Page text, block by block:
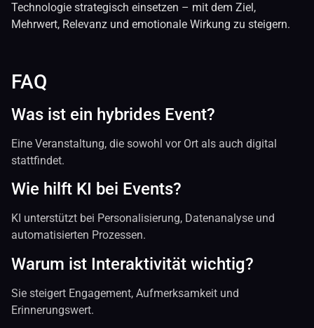
Technologie strategisch einsetzen – mit dem Ziel,
Mehrwert, Relevanz und emotionale Wirkung zu steigern.
FAQ
Was ist ein hybrides Event?
Eine Veranstaltung, die sowohl vor Ort als auch digital
stattfindet.
Wie hilft KI bei Events?
KI unterstützt bei Personalisierung, Datenanalyse und
automatisierten Prozessen.
Warum ist Interaktivität wichtig?
Sie steigert Engagement, Aufmerksamkeit und
Erinnerungswert.